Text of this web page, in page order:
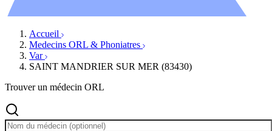
Accueil
Medecins ORL & Phoniatres
Var
SAINT MANDRIER SUR MER (83430)
Trouver un médecin ORL